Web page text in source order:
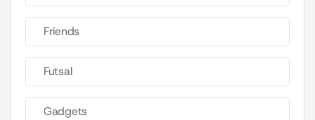
Friends
Futsal
Gadgets